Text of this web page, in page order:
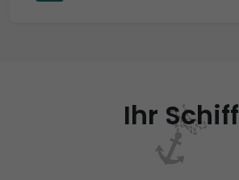
Ihr Schiff